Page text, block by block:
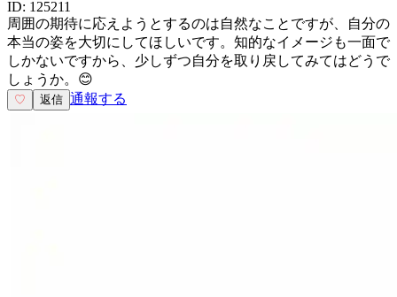
ID: 125211
周囲の期待に応えようとするのは自然なことですが、自分の
本当の姿を大切にしてほしいです。知的なイメージも一面で
しかないですから、少しずつ自分を取り戻してみてはどうで
しょうか。😊
♡ 返信 通報する